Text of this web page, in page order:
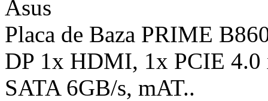
Asus
Placa de Baza PRIME
DP 1x HDMI, 1x PCIE
SATA 6GB/s, mAT..